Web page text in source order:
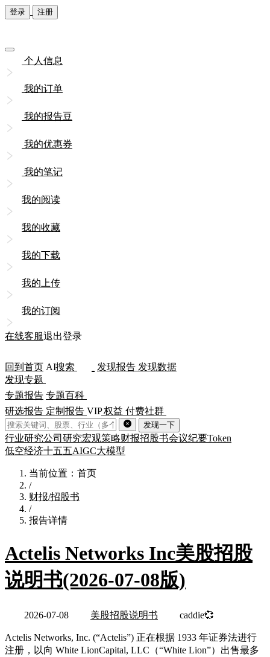
登录 注册
个人信息
我的订单
我的报告豆
我的优惠券
我的笔记
我的阅读
我的收藏
我的下载
我的上传
我的订阅
在线客服退出登录
回到首页 AI搜索 发现报告 发现数据
发现专题
专题报告 专题百科
研选报告 定制报告 VIP权益 付费社群
发现一下
行业研究公司研究宏观策略财报招股书会议纪要Token
低空经济十五五AIGC大模型
当前位置：首页
/
财报/招股书
/
报告详情
Actelis Networks Inc美股招股
说明书(2026-07-08版)
2026-07-08 美股招股说明书 caddie💞
Actelis Networks, Inc. (“Actelis”) 正在根据 1933 年证券法进行
注册，以向 White LionCapital, LLC（“White Lion”）出售最多